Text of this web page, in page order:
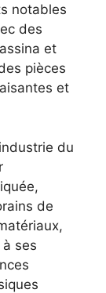
notables
des
et
pièces
et
du
de
ses